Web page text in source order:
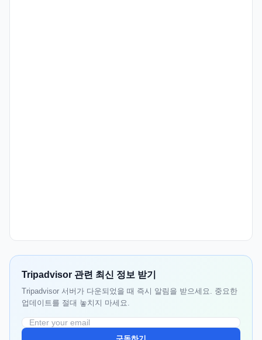
Tripadvisor 관련 최신 정보 받기
Tripadvisor 서버가 다운되었을 때 즉시 알림을 받으세요. 중요한
업데이트를 절대 놓치지 마세요.